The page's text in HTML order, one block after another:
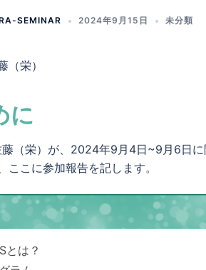
SEMINAR 2024年9月15日 未分類
（栄）
に
藤（栄）が、2024年9月4日~9月6日に
ここに参加報告を記します。
とは？